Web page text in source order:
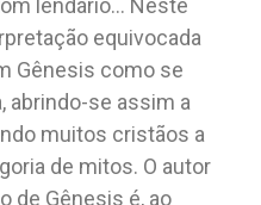
lendário... Neste
equivocada
Gênesis como se
abrindo-se assim a
muitos cristãos a
de mitos. O autor
de Gênesis é, ao